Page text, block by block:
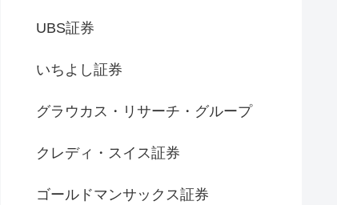
UBS証券
いちよし証券
グラウカス・リサーチ・グループ
クレディ・スイス証券
ゴールドマンサックス証券